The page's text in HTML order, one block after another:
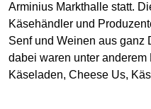
Arminius Markthalle statt.
Käsehändler und
Senf und Weinen aus ganz
dabei waren unter
Käseladen, Cheese Us,